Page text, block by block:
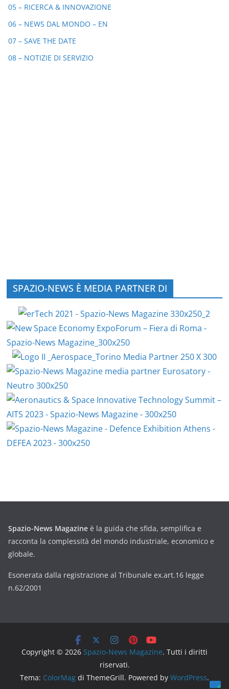
05 – RICERCA & INNOVAZIONE
06 – NEWS DAL MONDO – EN
07 – SAVE THE DATE
08 – NOTIZIE DI SERVIZIO
SPAZIO-NEWS È MEDIA PARTNER DI
Spazio-News Magazine è la guida che sfida, semplifica e
racconta la complessità del mondo industriale, economico e
globale.
Esonerata dalla registrazione al Tribunale ex.art.16 legge
n.62/2001
Copyright © 2026 Spazio-News Magazine. Tutti i diritti
riservati.
Tema: ColorMag di ThemeGrill. Powered by WordPress.